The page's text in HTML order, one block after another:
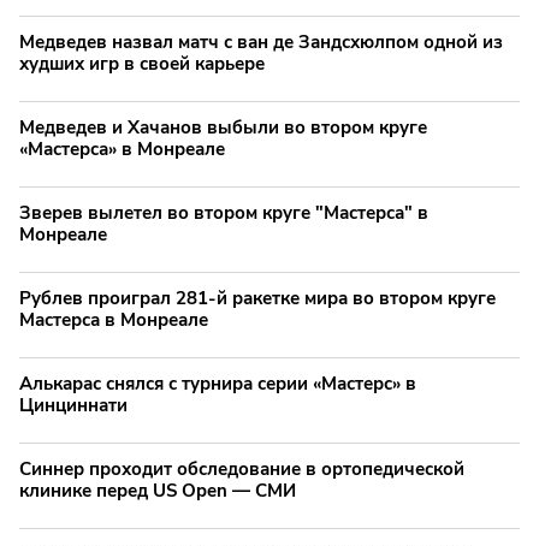
Медведев назвал матч с ван де Зандсхюлпом одной из
худших игр в своей карьере
Медведев и Хачанов выбыли во втором круге
«Мастерса» в Монреале
Зверев вылетел во втором круге "Мастерса" в
Монреале
Рублев проиграл 281-й ракетке мира во втором круге
Мастерса в Монреале
Алькарас снялся с турнира серии «Мастерс» в
Цинциннати
Синнер проходит обследование в ортопедической
клинике перед US Open — СМИ